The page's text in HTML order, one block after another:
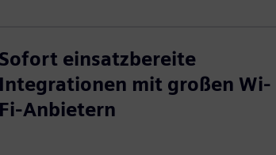
Sofort einsatzbereite
Integrationen mit großen Wi-
Fi-Anbietern